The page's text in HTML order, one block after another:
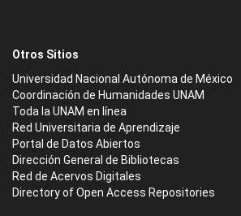
Otros Sitios
Universidad Nacional Autónoma de México
Coordinación de Humanidades UNAM
Toda la UNAM en línea
Red Universitaria de Aprendizaje
Portal de Datos Abiertos
Dirección General de Bibliotecas
Red de Acervos Digitales
Directory of Open Access Repositories